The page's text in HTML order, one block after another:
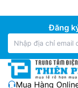
Đăng
Mua Hàng